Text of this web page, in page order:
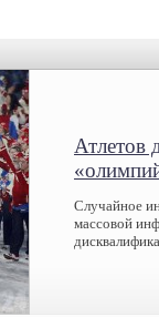
Атлетов
Случайное
массовой